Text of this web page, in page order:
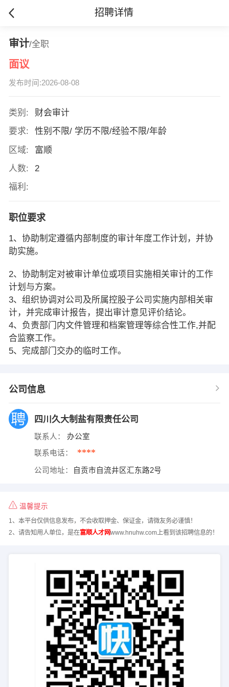
招聘详情
审计/全职
面议
发布时间:2026-08-08
类别:
财会审计
要求:
性别不限/ 学历不限/经验不限/年龄
区域:
富顺
人数:
2
福利:
职位要求
1、协助制定遵循内部制度的审计年度工作计划，并协
助实施。
2、协助制定对被审计单位或项目实施相关审计的工作
计划与方案。
3、组织协调对公司及所属控股子公司实施内部相关审
计，并完成审计报告，提出审计意见评价结论。
4、负责部门内文件管理和档案管理等综合性工作,并配
合监察工作。
5、完成部门交办的临时工作。
公司信息
四川久大制盐有限责任公司
联系人： 办公室
联系电话： ****
公司地址： 自贡市自流井区汇东路2号
温馨提示
1、本平台仅供信息发布，不会收取押金、保证金，请微友务必谨慎！
2、请告知用人单位，是在富顺人才网www.hnuhw.com上看到该招聘信息的！